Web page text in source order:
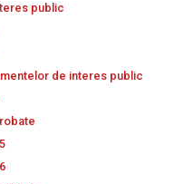
public
de interes public